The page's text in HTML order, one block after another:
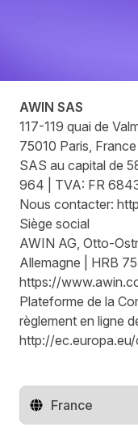
Mentions
AWIN SAS
117-119 quai de
75010 Paris, France
SAS au capital de
964 | TVA: FR
Nous contacter:
Siège social
AWIN AG, Otto-
Allemagne | HRB
https://
Plateforme de la
règlement en ligne
http://
Changer de pays